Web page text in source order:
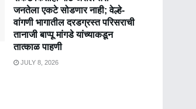
जनतेला एकटे सोडणार नाही; वेल्हे-
वांगणी भागातील दरडग्रस्त परिसराची
तानाजी बाप्पू मांगडे यांच्याकडून
तात्काळ पाहणी
JULY 8, 2026